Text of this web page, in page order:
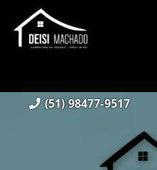
(51) 98477-9517